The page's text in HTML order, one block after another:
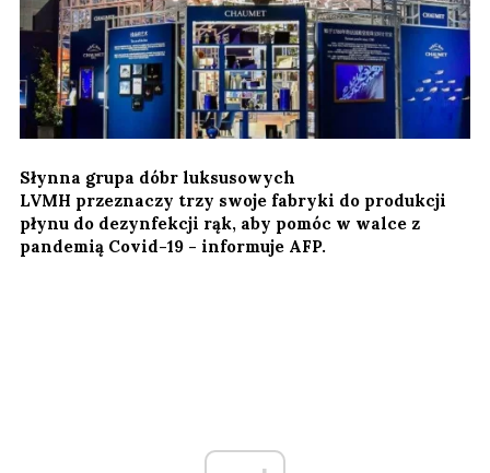
Słynna grupa dóbr luksusowych
LVMH przeznaczy trzy swoje fabryki do produkcji
płynu do dezynfekcji rąk, aby pomóc w walce z
pandemią Covid-19 - informuje AFP.